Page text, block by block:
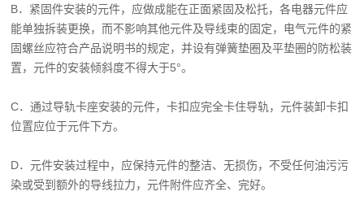
B．紧固件安装的元件，应做成能在正面紧固及松托，各电器元件应
能单独拆装更换，而不影响其他元件及导线束的固定，电气元件的紧
固螺丝应符合产品说明书的规定，并设有弹簧垫圈及平垫圈的防松装
置，元件的安装倾斜度不得大于5°。
C．通过导轨卡座安装的元件，卡扣应完全卡住导轨，元件装卸卡扣
位置应位于元件下方。
D．元件安装过程中，应保持元件的整洁、无损伤，不受任何油污污
染或受到额外的导线拉力，元件附件应齐全、完好。